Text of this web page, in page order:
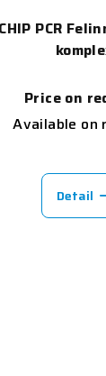
PCR
Price on
Available on
Detail